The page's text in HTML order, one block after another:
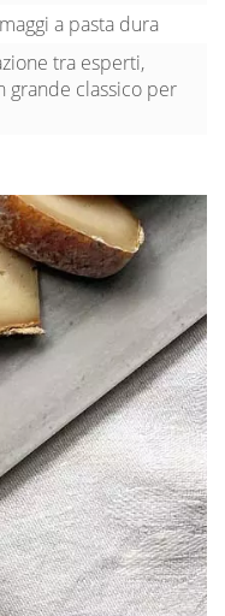
a pasta dura
tra esperti,
grande classico per